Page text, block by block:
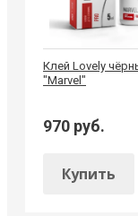
Клей Lovely
"Marvel"
970 руб.
Купить